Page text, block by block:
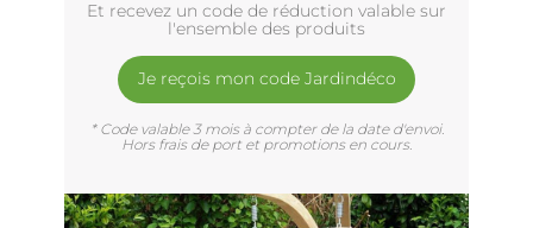
Et recevez un code de réduction valable sur
l'ensemble des produits
Je reçois mon code Jardindéco
* Code valable 3 mois à compter de la date d'envoi.
Hors frais de port et promotions en cours.